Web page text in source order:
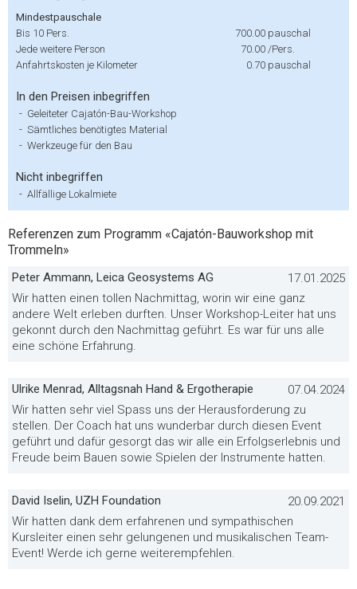
Mindestpauschale
Bis 10 Pers.
700.00 pauschal
Jede weitere Person
70.00 /Pers.
Anfahrtskosten je Kilometer
0.70 pauschal
In den Preisen inbegriffen
- Geleiteter Cajatón-Bau-Workshop
- Sämtliches benötigtes Material
- Werkzeuge für den Bau
Nicht inbegriffen
- Allfällige Lokalmiete
Referenzen zum Programm «Cajatón-Bauworkshop mit
Trommeln»
Peter Ammann, Leica Geosystems AG
17.01.2025
Wir hatten einen tollen Nachmittag, worin wir eine ganz
andere Welt erleben durften. Unser Workshop-Leiter hat uns
gekonnt durch den Nachmittag geführt. Es war für uns alle
eine schöne Erfahrung.
Ulrike Menrad, Alltagsnah Hand & Ergotherapie
07.04.2024
Wir hatten sehr viel Spass uns der Herausforderung zu
stellen. Der Coach hat uns wunderbar durch diesen Event
geführt und dafür gesorgt das wir alle ein Erfolgserlebnis und
Freude beim Bauen sowie Spielen der Instrumente hatten.
David Iselin, UZH Foundation
20.09.2021
Wir hatten dank dem erfahrenen und sympathischen
Kursleiter einen sehr gelungenen und musikalischen Team-
Event! Werde ich gerne weiterempfehlen.